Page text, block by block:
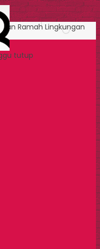
Ramah Lingkungan
tutup